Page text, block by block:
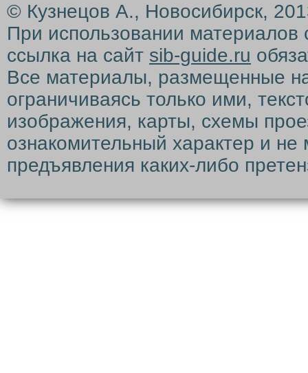
© Кузнецов А., Новосибирск,
При использовании материалов
ссылка на сайт sib-guide.ru
Все материалы, размещенные
ограничиваясь только ими,
изображения, карты, схемы
ознакомительный характер и
предъявления каких-либо